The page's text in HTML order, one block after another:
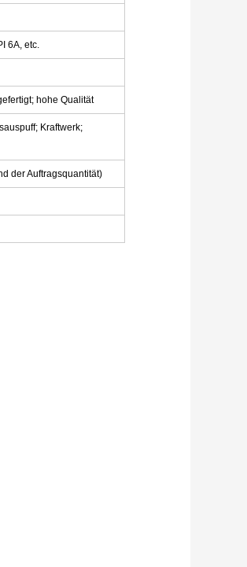
6A, etc.
hohe Qualität
Kraftwerk;
der Auftragsquantität)